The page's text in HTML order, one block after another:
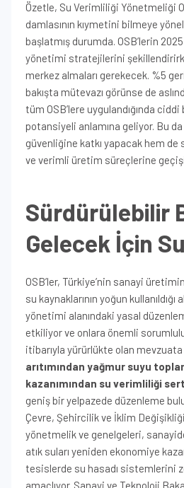
Özetle, Su Verimliliği Yönetmeliği
damlasının kıymetini bilmeye
başlatmış durumda. OSB’lerin
yönetimi stratejilerini
merkez almaları gerekecek. %5
bakışta mütevazı görünse de
tüm OSB’lere uygulandığında
potansiyeli anlamına geliyor. Bu
güvenliğine katkı yapacak hem de
ve verimli üretim süreçlerine geçişi
Sürdürülebilir
Gelecek İçin
OSB’ler, Türkiye’nin sanayi
su kaynaklarının yoğun
yönetimi alanındaki yasal
etkiliyor ve onlara önemli
itibarıyla yürürlükte olan mevzuata
arıtımından yağmur suyu
kazanımından su verimliliği
geniş bir yelpazede düzenleme
Çevre, Şehircilik ve İklim Değişikliği
yönetmelik ve genelgeleri,
atık suları yeniden ekonomiye
tesislerde su hasadı sistemlerini
amaçlıyor. Sanayi ve Teknoloji